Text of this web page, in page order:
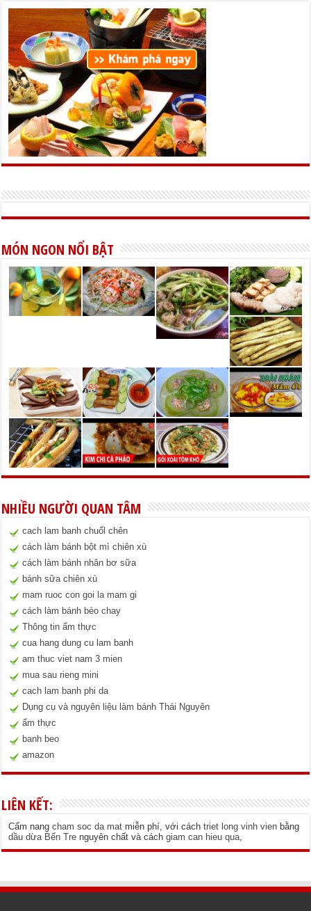
MÓN NGON NỔI BẬT
NHIỀU NGƯỜI QUAN TÂM
cach lam banh chuốl chên
cách làm bánh bột mì chiên xù
cách làm bánh nhân bơ sữa
bánh sữa chiên xù
mam ruoc con goi la mam gi
cách làm bánh bèo chay
Thông tin ẩm thực
cua hang dung cu lam banh
am thuc viet nam 3 mien
mua sau rieng mini
cach lam banh phi da
Dụng cụ và nguyên liệu làm bánh Thái Nguyên
ẩm thực
banh beo
amazon
LIÊN KẾT:
Cẩm nangcham soc da mat miễn phí, với cáchtriet long vinh vien bằng
dầu dừa Bến Tre nguyên chất và cáchgiam can hieu qua